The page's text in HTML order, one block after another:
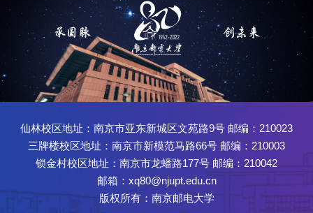
邮人的精神血脉中。金陵春潮，信达天下。学校于1949年随大军南
下，砥砺于金川河畔，放彩于紫东仙林。无论是华东邮电学校时期，
还是后来的南京邮电学校、南京邮电学院时期，南邮人始终心系国
脉，探索出了一条因邮电而生，随通信而长，由信息而强的发展道
路。2005年学校更名为南京邮电大学；2013年原南京人口管理干部学
院并入南邮；2017年学校入选世界一流学科建设高校和江苏高水平大
学建设高校。学校发展步入新纪元。应变于新，启运未来。八十载黾
勉奋发，八十载维新砺行，学校为国家输送了25万余名各类优秀人
才。我国邮电通
仙林校区地址：南京市亚东新城区文苑路9号 邮编：210023
三牌楼校区地址：南京市新模范马路66号 邮编：210003
锁金村校区地址：南京市龙蟠路177号 邮编：210042
邮箱：xq80@njupt.edu.cn
版权所有：南京邮电大学